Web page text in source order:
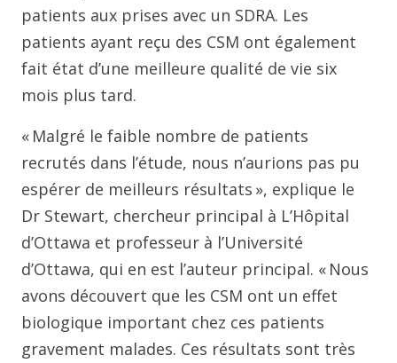
patients aux prises avec un SDRA. Les
patients ayant reçu des CSM ont également
fait état d’une meilleure qualité de vie six
mois plus tard.
« Malgré le faible nombre de patients
recrutés dans l’étude, nous n’aurions pas pu
espérer de meilleurs résultats », explique le
Dr Stewart, chercheur principal à L’Hôpital
d’Ottawa et professeur à l’Université
d’Ottawa, qui en est l’auteur principal. « Nous
avons découvert que les CSM ont un effet
biologique important chez ces patients
gravement malades. Ces résultats sont très